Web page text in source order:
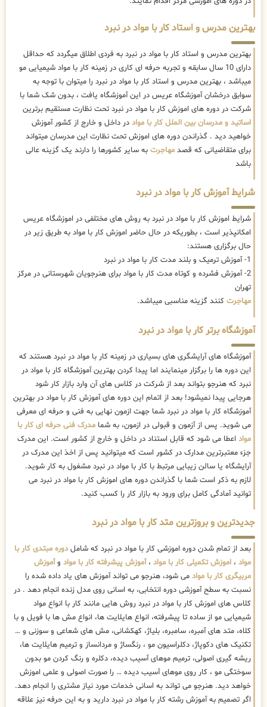
بهترین مدرس و استاد کار با مواد در نبرد
بهترین مدرس و استاد کار با مواد در نبرد به فردی اطلاق میگردد که حداقل
دارای 10 سال سابقه و تجربه حرفه ای کاری در زمینه کار با مواد شیمیایی مو
میباشد ، بهترین مدرس و استاد کار با مواد در نبرد را میتوان با توجه به
سوابق درخشان آموزشگاه عریس در این آموزشگاه یافت ، بدون شک شما با
شرکت در دوره های اموزش کار با مواد در نبرد تحت نظارت مستقیم برترین
اساتید و مدرسان بین الملل کار با مواد در داخل و خارج از کشور آموزش
خواهید دید . گذراندن دوره های اموزش تحت نظارت این مدرسان میتواند
برای متقاضیانی که قصد مهاجرت به سایر کشورها را دارند یک گزینه عالی
باشد
شرایط آموزش کار با مواد در نبرد
شرایط اموزش کار با مواد در نبرد به روش های مختلفی در اموزشگاه عریس
امکانپذیر است ، بطوریکه در حال حاضر اموزش کار با مواد به طریق زیر در
حال برگزاری هستند:
1- آموزش ترمیک و بلند مدت کار با مواد در نبرد
2- آموزش فشرده و کوتاه مدت کار با مواد برای هنرجویان شهرستانی در مرکز
تهران
مهاجرت کنند گزینه مناسبی میباشد.
آموزشگاه برتر کار با مواد در نبرد
آموزشگاه های آرایشگری های بسیاری در زمینه کار با مواد در نبرد هستند که
این دوره ها را برگزار مینمایند اما پیدا کردن بهترین آموزشگاه کار با مواد در
نبرد که هنرجو بتواند بعد از شرکت در کلاس های آن وارد بازار کار شود
هرجایی پیدا نمیشود! بعد از اتمام این دوره های آموزش کار با مواد در بهترین
آموزشگاه کار با مواد در نبرد شما جهت ازمون نهایی به فنی و حرفه ای معرفی
می شوید. پس از آزمون و قبولی در ازمون، به شما مدرک فنی حرفه ای کار با
مواد اعطا می شود که قابل استناد در داخل و خارج از کشور است. این مدرک
جزء معتبرترین مدارک در کشور است که میتوانید پس از اخذ این مدرک در
آرایشگاه یا سالن زیبایی مرتبط با کار با مواد در نبرد مشغول به کار شوید.
لازم به ذکر است شما با گذراندن دوره های اموزش کار با مواد در نبرد می
توانید آمادگی کامل برای ورود به بازار کار را کسب کنید.
جدیدترین و بروزترین متد کار با مواد در نبرد
بعد از تمام شدن دوره اموزشی کار با مواد در نبرد که شاملدوره مبتدی کار با
مواد ، اموزش تکمیلی کار با مواد ،آموزش پیشرفته کار با مواد وآموزش
مربیگری کار با مواد می شود، هنرجو می تواند آموزش های یاد داده شده را
نسبت به سطح آموزشی دوره انتخابی، به اسانی روی مدل زنده انجام دهد . در
کلاس های اموزش کار با مواد در نبرد روش هایی مانند کار با انواع مواد
شیمیایی مو از ساده تا پیشرفته، انواع هایلایت ها، انواع مش ها با فویل و با
کلاه، متد های آمبره، سامبره، بلیاژ، کهکشانی، مش های شعاعی و سوزنی و …
تکنیک های دکوپاژ، دکلراسیون مو ، رنگساژ و مردانساز و ترمیم هایلایت ها،
ریشه گیری اصولی، ترمیم موهای آسیب دیده، دکلره و رنگ کردن مو بدون
سوختگی مو ، کار روی موهای آسیب دیده … را صورت اصولی و علمی اموزش
خواهد دید. هنرجو می تواند به اسانی خدمات مورد نیاز مشتری را انجام دهد.
اگر تصمیم به آموزش رشته کار با مواد در نبرد دارید و به این حرفه نیز علاقه